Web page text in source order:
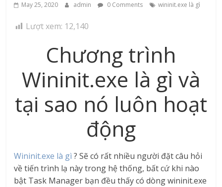
May 25, 2020 admin 0 Comments wininit.exe là gì
Lượt xem: 12,140
Chương trình
Wininit.exe là gì và
tại sao nó luôn hoạt
động
Wininit.exe là gì? Sẽ có rất nhiều người đặt câu hỏi
về tiến trình lạ này trong hệ thống, bất cứ khi nào
bật Task Manager bạn đều thấy có dòng wininit.exe